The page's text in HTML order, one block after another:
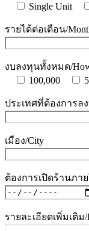
Single Unit
รายได้ต่อเดือน/
งบลงทุนทั้งหมด/How
100,000
ประเทศที่ต้องการล
เมือง/City
ต้องการเปิดร้านภาย
รายละเอียดเพิ่มเติม/